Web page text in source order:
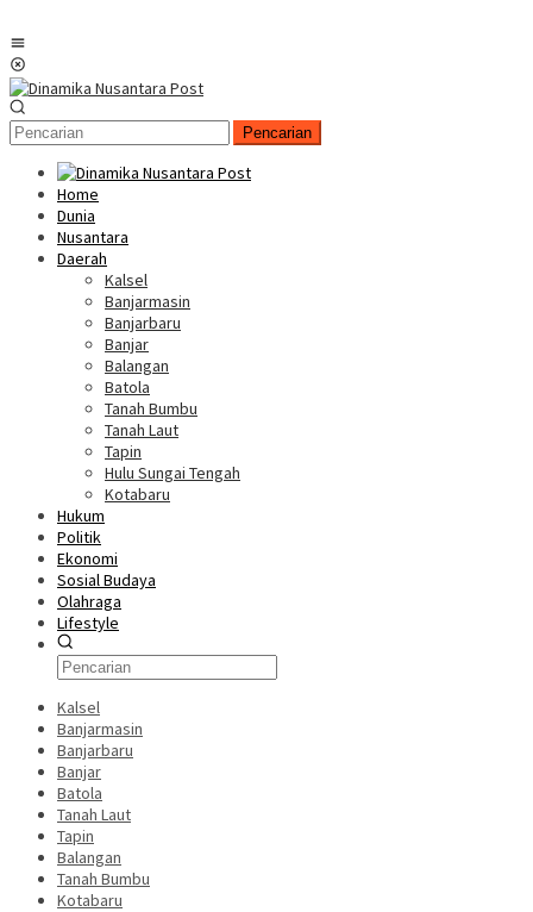
Pencarian
Home
Dunia
Nusantara
Daerah
Kalsel
Banjarmasin
Banjarbaru
Banjar
Balangan
Batola
Tanah Bumbu
Tanah Laut
Tapin
Hulu Sungai Tengah
Kotabaru
Hukum
Politik
Ekonomi
Sosial Budaya
Olahraga
Lifestyle
Kalsel
Banjarmasin
Banjarbaru
Banjar
Batola
Tanah Laut
Tapin
Balangan
Tanah Bumbu
Kotabaru